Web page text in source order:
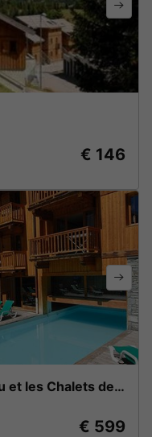
€ 146
Résidence Odalys Le Hameau et les Chalets de la Vallée d'Or
€ 599